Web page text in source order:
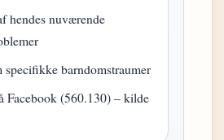
hendes nuværende
specifikke barndomstraumer
Facebook (560.130) – kilde